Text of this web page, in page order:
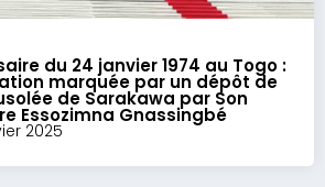
du 24 janvier 1974 au Togo :
marquée par un dépôt de
de Sarakawa par Son
Essozimna Gnassingbé
2025